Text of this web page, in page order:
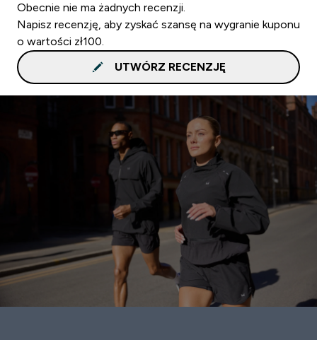
Obecnie nie ma żadnych recenzji.
Napisz recenzję, aby zyskać szansę na wygranie kuponu
o wartości zł100.
UTWÓRZ RECENZJĘ